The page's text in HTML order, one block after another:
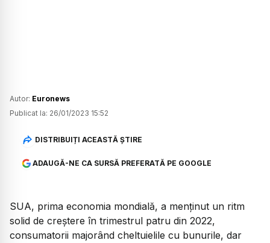
Autor: Euronews
Publicat la: 26/01/2023 15:52
DISTRIBUIȚI ACEASTĂ ȘTIRE
ADAUGĂ-NE CA SURSĂ PREFERATĂ PE GOOGLE
SUA, prima economia mondială, a menţinut un ritm
solid de creştere în trimestrul patru din 2022,
consumatorii majorând cheltuielile cu bunurile, dar